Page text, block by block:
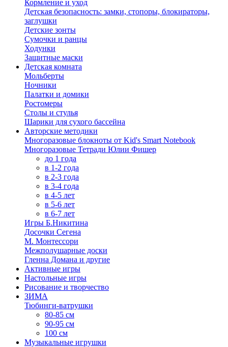
Кормление и уход
Детская безопасность: замки, стопоры, блокираторы,
заглушки
Детские зонты
Сумочки и ранцы
Ходунки
Защитные маски
Детская комната
Мольберты
Ночники
Палатки и домики
Ростомеры
Столы и стулья
Шарики для сухого бассейна
Авторские методики
Многоразовые блокноты от Kid's Smart Notebook
Многоразовые Тетради Юлии Фишер
до 1 года
в 1-2 года
в 2-3 года
в 3-4 года
в 4-5 лет
в 5-6 лет
в 6-7 лет
Игры Б.Никитина
Досочки Сегена
М. Монтессори
Межполушарные доски
Гленна Домана и другие
Активные игры
Настольные игры
Рисование и творчество
ЗИМА
Тюбинги-ватрушки
80-85 см
90-95 см
100 см
Музыкальные игрушки